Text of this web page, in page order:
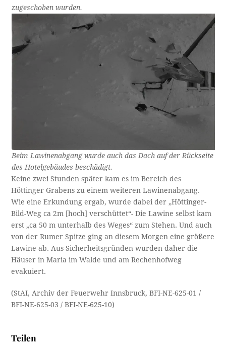
zugeschoben wurden.
Beim Lawinenabgang wurde auch das Dach auf der Rückseite
des Hotelgebäudes beschädigt.
Keine zwei Stunden später kam es im Bereich des
Höttinger Grabens zu einem weiteren Lawinenabgang.
Wie eine Erkundung ergab, wurde dabei der „Höttinger-
Bild-Weg ca 2m [hoch] verschüttet“- Die Lawine selbst kam
erst „ca 50 m unterhalb des Weges“ zum Stehen. Und auch
von der Rumer Spitze ging an diesem Morgen eine größere
Lawine ab. Aus Sicherheitsgründen wurden daher die
Häuser in Maria im Walde und am Rechenhofweg
evakuiert.
(StAI, Archiv der Feuerwehr Innsbruck, BFI-NE-625-01 /
BFI-NE-625-03 / BFI-NE-625-10)
Teilen